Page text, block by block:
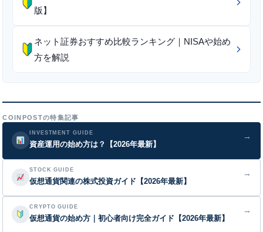
版】
ネット証券おすすめ比較ランキング｜NISAや始め
方を解説
COINPOSTの特集記事
INVESTMENT GUIDE
資産運用の始め方は？【2026年最新】
→
STOCK GUIDE
仮想通貨関連の株式投資ガイド【2026年最新】
→
CRYPTO GUIDE
仮想通貨の始め方｜初心者向け完全ガイド【2026年最新】
→